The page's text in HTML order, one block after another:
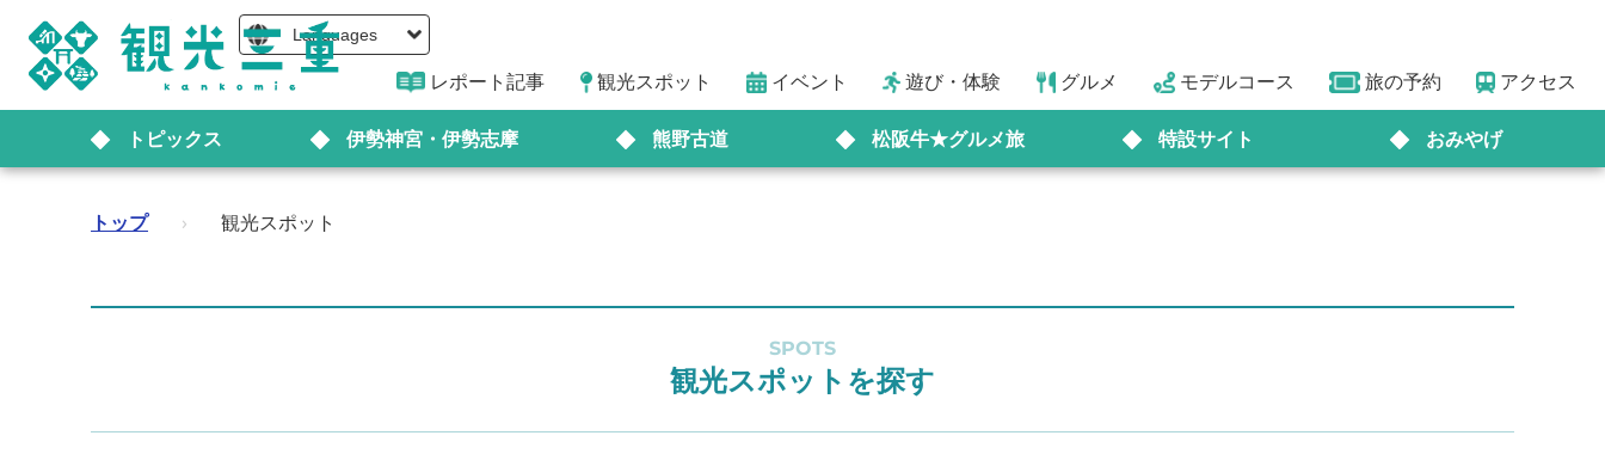
Languages
レポート記事 観光スポット イベント 遊び・体験 グルメ モデルコース 旅の予約 アクセス
トピックス 伊勢神宮・伊勢志摩 熊野古道 松阪牛★グルメ旅 特設サイト おみやげ
トップ › 観光スポット
SPOTS
観光スポットを探す